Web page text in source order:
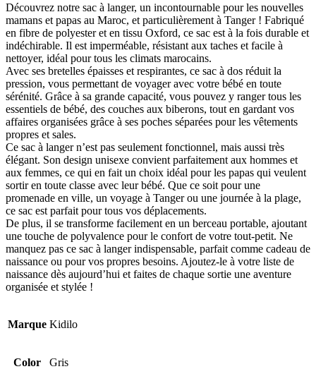
Découvrez notre sac à langer, un incontournable pour les nouvelles
mamans et papas au Maroc, et particulièrement à Tanger ! Fabriqué
en fibre de polyester et en tissu Oxford, ce sac est à la fois durable et
indéchirable. Il est imperméable, résistant aux taches et facile à
nettoyer, idéal pour tous les climats marocains.
Avec ses bretelles épaisses et respirantes, ce sac à dos réduit la
pression, vous permettant de voyager avec votre bébé en toute
sérénité. Grâce à sa grande capacité, vous pouvez y ranger tous les
essentiels de bébé, des couches aux biberons, tout en gardant vos
affaires organisées grâce à ses poches séparées pour les vêtements
propres et sales.
Ce sac à langer n’est pas seulement fonctionnel, mais aussi très
élégant. Son design unisexe convient parfaitement aux hommes et
aux femmes, ce qui en fait un choix idéal pour les papas qui veulent
sortir en toute classe avec leur bébé. Que ce soit pour une
promenade en ville, un voyage à Tanger ou une journée à la plage,
ce sac est parfait pour tous vos déplacements.
De plus, il se transforme facilement en un berceau portable, ajoutant
une touche de polyvalence pour le confort de votre tout-petit. Ne
manquez pas ce sac à langer indispensable, parfait comme cadeau de
naissance ou pour vos propres besoins. Ajoutez-le à votre liste de
naissance dès aujourd’hui et faites de chaque sortie une aventure
organisée et stylée !
Marque Kidilo
Color Gris